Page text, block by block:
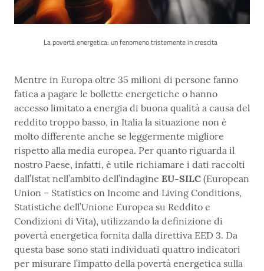
La povertà energetica: un fenomeno tristemente in crescita
Mentre in Europa oltre 35 milioni di persone fanno
fatica a pagare le bollette energetiche o hanno
accesso limitato a energia di buona qualità a causa del
reddito troppo basso, in Italia la situazione non è
molto differente anche se leggermente migliore
rispetto alla media europea. Per quanto riguarda il
nostro Paese, infatti, è utile richiamare i dati raccolti
dall’Istat nell’ambito dell’indagine EU-SILC (European
Union – Statistics on Income and Living Conditions,
Statistiche dell’Unione Europea su Reddito e
Condizioni di Vita), utilizzando la definizione di
povertà energetica fornita dalla direttiva EED 3. Da
questa base sono stati individuati quattro indicatori
per misurare l’impatto della povertà energetica sulla